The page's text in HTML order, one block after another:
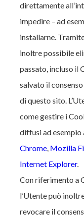
direttamente
impedire – ad
installarne.
inoltre possibile
passato, incluso il
salvato il
di questo sito.
come gestire i
diffusi ad esempio
Chrome, Mozilla
Internet Explorer.
Con riferimento a
l’Utente può
revocare il